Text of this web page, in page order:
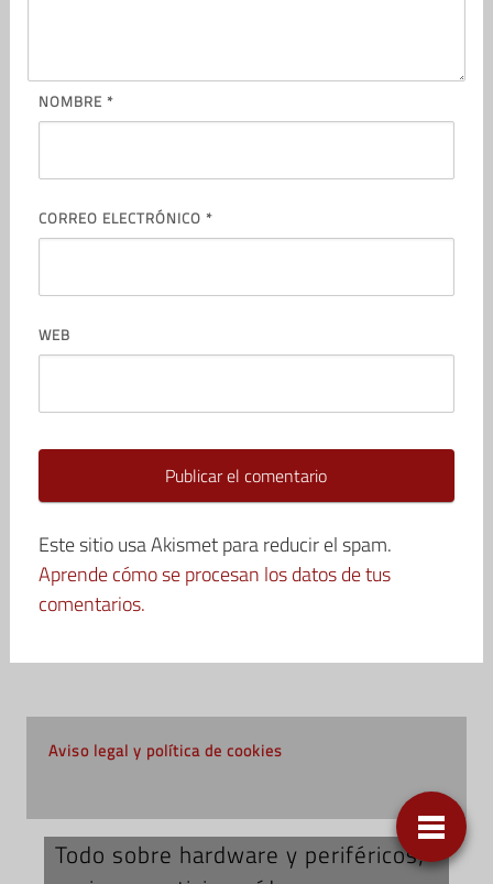
NOMBRE *
CORREO ELECTRÓNICO *
WEB
Este sitio usa Akismet para reducir el spam.
Aprende cómo se procesan los datos de tus
comentarios.
Aviso legal y política de cookies
Todo sobre hardware y periféricos;